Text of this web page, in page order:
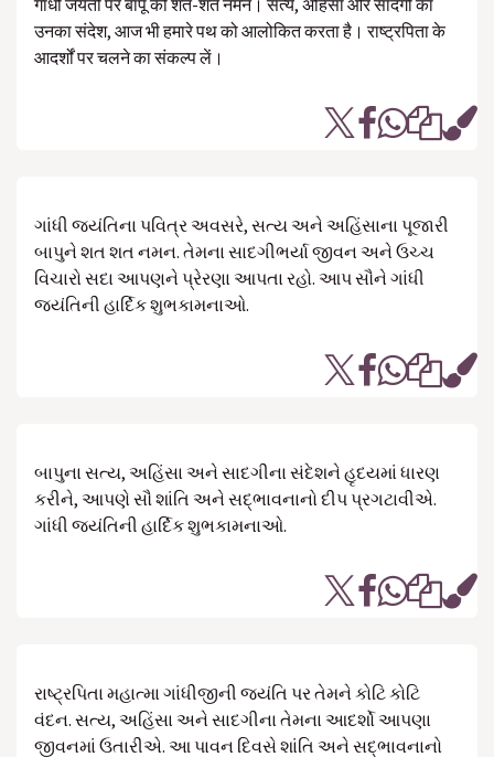
गांधी जयंती पर बापू को शत-शत नमन। सत्य, अहिंसा और सादगी का
उनका संदेश, आज भी हमारे पथ को आलोकित करता है। राष्ट्रपिता के
आदर्शों पर चलने का संकल्प लें।
ગાંધી જયંતિના પવિત્ર અવસરે, સત્ય અને અહિંસાના પૂજારી
બાપુને શત શત નમન. તેમના સાદગીભર્યા જીવન અને ઉચ્ચ
વિચારો સદા આપણને પ્રેરણા આપતા રહો. આપ સૌને ગાંધી
જયંતિની હાર્દિક શુભકામનાઓ.
બાપુના સત્ય, અહિંસા અને સાદગીના સંદેશને હૃદયમાં ધારણ
કરીને, આપણે સૌ શાંતિ અને સદ્ભાવનાનો દીપ પ્રગટાવીએ.
ગાંધી જયંતિની હાર્દિક શુભકામનાઓ.
રાષ્ટ્રપિતા મહાત્મા ગાંધીજીની જયંતિ પર તેમને કોટિ કોટિ
વંદન. સત્ય, અહિંસા અને સાદગીના તેમના આદર્શો આપણા
જીવનમાં ઉતારીએ. આ પાવન દિવસે શાંતિ અને સદ્ભાવનાનો